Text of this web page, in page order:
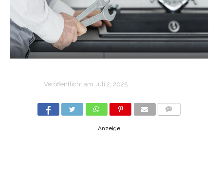
Veröffentlicht am Juli 2, 2025
Anzeige